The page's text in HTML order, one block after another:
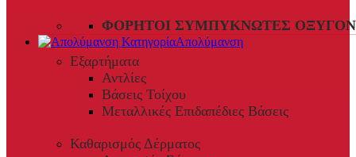
ΦΟΡΗΤΟΊ ΣΥΜΠΥΚΝΩΤΈΣ
Απολύμανση
Εξαρτήματα
Αντλίες
Βάσεις Τοίχου
Μεταλλικές Επιδαπέδιες Βάσεις
Καθαρισμός Δέρματος